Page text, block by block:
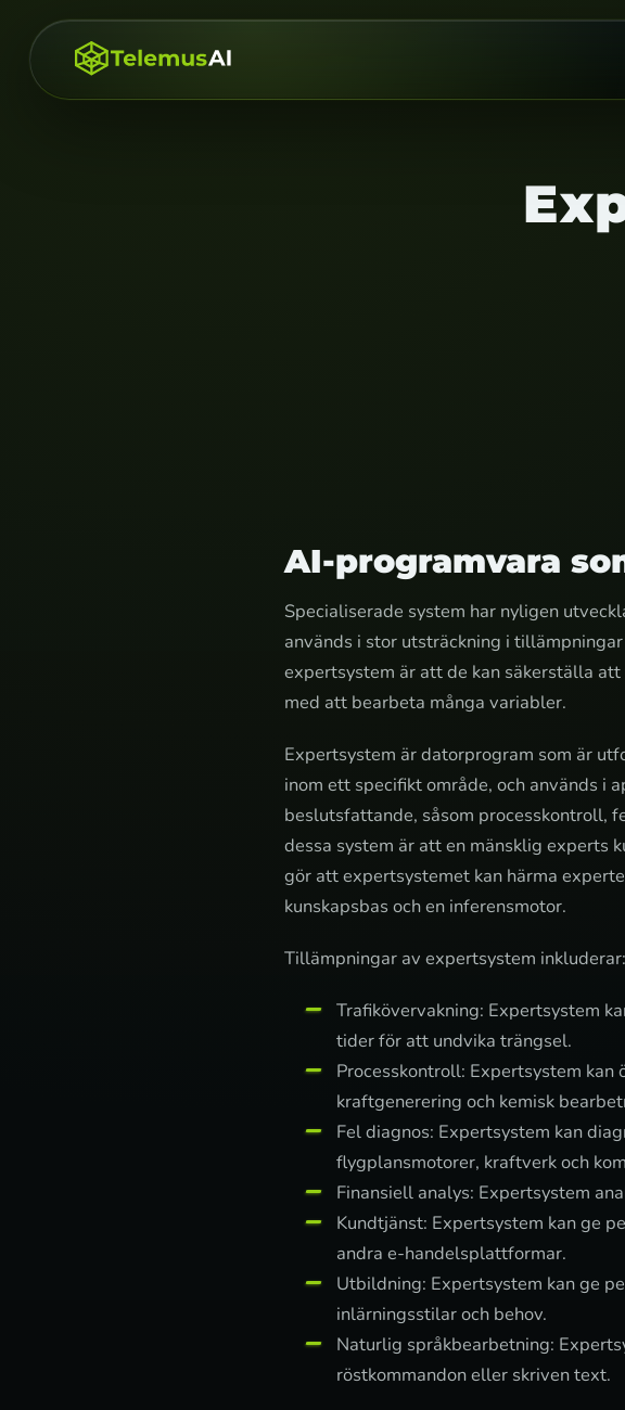
AI-programvara
Specialiserade system har nyligen
används i stor utsträckning i
expertsystem är att de kan säkerställa
med att bearbeta många variabler.
Expertsystem är datorprogram som är
inom ett specifikt område, och används i
beslutsfattande, såsom processkontroll,
dessa system är att en mänsklig experts
gör att expertsystemet kan härma
kunskapsbas och en inferensmotor.
Tillämpningar av expertsystem inkluderar:
Trafikövervakning: Expertsystem
tider för att undvika trängsel.
Processkontroll: Expertsystem
kraftgenerering och kemisk
Fel diagnos: Expertsystem kan
flygplansmotorer, kraftverk och
Finansiell analys: Expertsystem
Kundtjänst: Expertsystem kan ge
andra e-handelsplattformar.
Utbildning: Expertsystem kan ge
inlärningsstilar och behov.
Naturlig språkbearbetning:
röstkommandon eller skriven text.